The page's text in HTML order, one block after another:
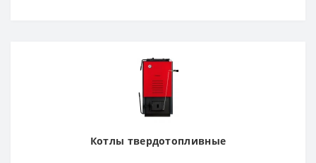
Котлы твердотопливные